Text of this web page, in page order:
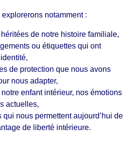
notamment :
de notre histoire familiale,
ou étiquettes qui ont
de protection que nous avons
nous adapter,
enfant intérieur, nos émotions
actuelles,
qui nous permettent aujourd’hui de
de liberté intérieure.